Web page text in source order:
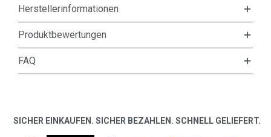
Herstellerinformationen
Produktbewertungen
FAQ
SICHER EINKAUFEN. SICHER BEZAHLEN. SCHNELL GELIEFERT.